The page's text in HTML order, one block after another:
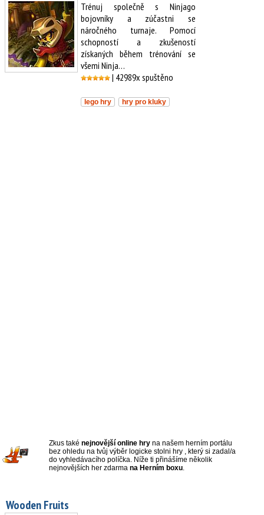
Trénuj společně s Ninjago
bojovníky a zúčastni se
náročného turnaje. Pomocí
schopností a zkušeností
získaných během trénování se
všemi Ninja…
| 42989x spuštěno
lego hry hry pro kluky
Zkus také nejnovější online hry na našem herním portálu
bez ohledu na tvůj výběr logicke stolni hry , který si zadal/a
do vyhledávacího políčka. Níže ti přinášíme několik
nejnovějších her zdarma na Herním boxu.
Wooden Fruits